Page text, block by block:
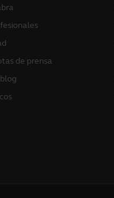
de prensa